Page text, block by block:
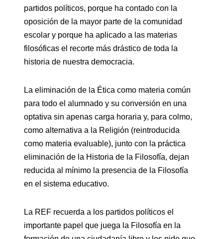
partidos políticos, porque ha contado con la
oposición de la mayor parte de la comunidad
escolar y porque ha aplicado a las materias
filosóficas el recorte más drástico de toda la
historia de nuestra democracia.
La eliminación de la Ética como materia común
para todo el alumnado y su conversión en una
optativa sin apenas carga horaria y, para colmo,
como alternativa a la Religión (reintroducida
como materia evaluable), junto con la práctica
eliminación de la Historia de la Filosofía, dejan
reducida al mínimo la presencia de la Filosofía
en el sistema educativo.
La REF recuerda a los partidos políticos el
importante papel que juega la Filosofía en la